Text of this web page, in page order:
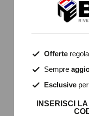
TECNOLOGIA
Offerte
Sempre
Esclusive
INSERISCI